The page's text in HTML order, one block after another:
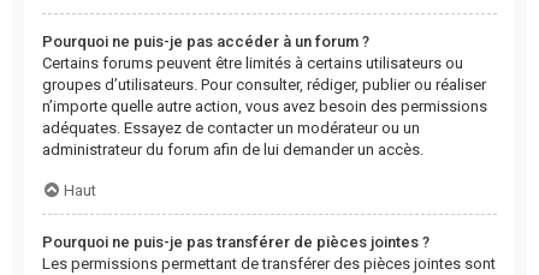
Pourquoi ne puis-je pas accéder à un forum ?
Certains forums peuvent être limités à certains utilisateurs ou
groupes d’utilisateurs. Pour consulter, rédiger, publier ou réaliser
n’importe quelle autre action, vous avez besoin des permissions
adéquates. Essayez de contacter un modérateur ou un
administrateur du forum afin de lui demander un accès.
Haut
Pourquoi ne puis-je pas transférer de pièces jointes ?
Les permissions permettant de transférer des pièces jointes sont